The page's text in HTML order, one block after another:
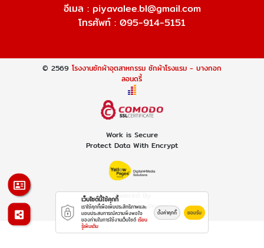
อีเมล : piyavalee.bl@gmail.com
โทรศัพท์ : 095-914-5151
© 2569 โรงงานซักผ้าอุตสาหกรรม ซักผ้าโรงแรม - บางกอก
ลอนดรี้
Work is Secure
Protect Data With Encrypt
Powered By
Thailand YellowPages
เว็บไซต์นี้ใช้คุกกี้
เราใช้คุกกี้เพื่อเพิ่มประสิทธิภาพและ
มอบประสบการณ์ความพึงพอใจ
ของท่านในการใช้งานเว็บไซต์ เรียน
รู้เพิ่มเติม
ตั้งค่าคุกกี้ ยอมรับ